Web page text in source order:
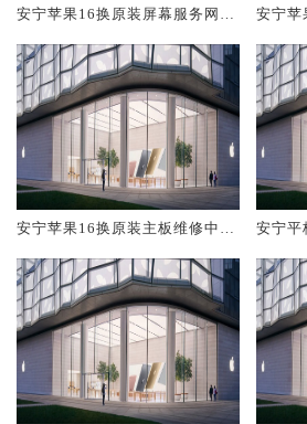
安宁苹果16换原装屏幕服务网点
安宁苹
安宁苹果16换原装主板维修中心
安宁平